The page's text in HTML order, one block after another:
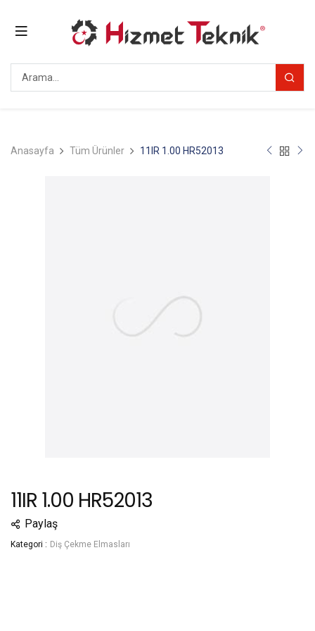
Anasayfa Tüm Ürünler 11IR 1.00 HR52013
11IR 1.00 HR52013
Paylaş
Kategori : Diş Çekme Elmasları